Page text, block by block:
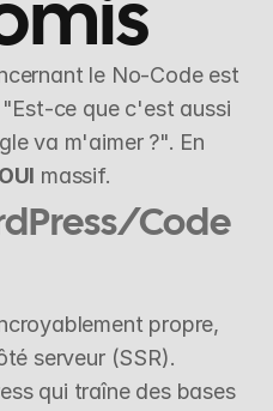
le No-Code est
ce que c'est aussi
va m'aimer ?". En
OUI massif.
Code
propre,
serveur (SSR).
qui traîne des bases